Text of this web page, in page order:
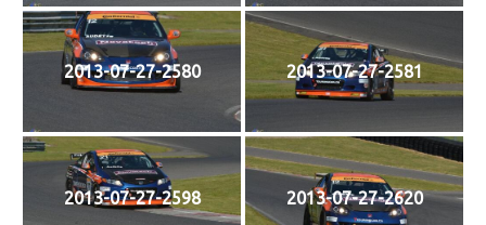
2013-07-27-2580 2013-07-27-2581
2013-07-27-2598 2013-07-27-2620